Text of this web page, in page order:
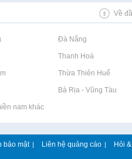
Về
Rao vặt tại Đà Nẵng
Rao vặt tại Thanh Hoá
Rao vặt tại Thừa Thiên Huế
Rao vặt tại Bà Rịa - Vũng Tàu
nam khác
bảo mật | Liên hệ quảng cáo | Hỏi